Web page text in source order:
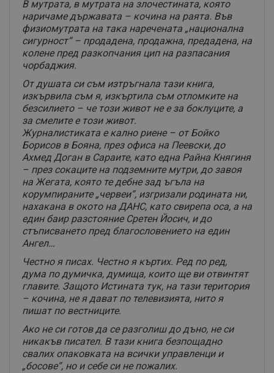
В мутрата, в мутрата на злочестината, която
наричаме държавата – кочина на раята. Във
физиомутрата на така наречената „национална
сигурност“ – продадена, продажна, предадена, на
колене пред разкопчания цип на разпасания
чорбаджия.
От душата си съм изтръгнала тази книга,
изкървила съм я, изкъртила съм отломките на
безсилието – че този живот не е за боклуците, а
за смелите е този живот.
Журналистиката е кално риене – от Бойко
Борисов в Бояна, през офиса на Пеевски, до
Ахмед Доган в Сараите, като една Райна Княгиня
– през сокаците на подземните мутри, до завоя
на Жегата, която те дебне зад ъгъла на
корумпираните „червеи“, изгризали родината ни,
нахакана в окото на ДАНС, като свирепа оса, а на
един баир разстояние Сретен Йосич, и до
стъписването пред благословението на един
Ангел…
Честно я писах. Честно я къртих. Ред по ред,
дума по думичка, думища, които ще ви отвинтят
главите. Защото Истината тук, на тази територия
– кочина, не я дават по телевизията, нито я
пишат по вестниците.
Ако не си готов да се разголиш до дъно, не си
никакъв писател. В тази книга безпощадно
свалих опаковката на всички управленци и
„босове“, но и себе си не пожалих.